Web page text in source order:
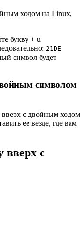
ходом на Linux,
букву + u
21 DE
символ будет
символом
вверх с двойным ходом
ее везде, где вам
вверх с